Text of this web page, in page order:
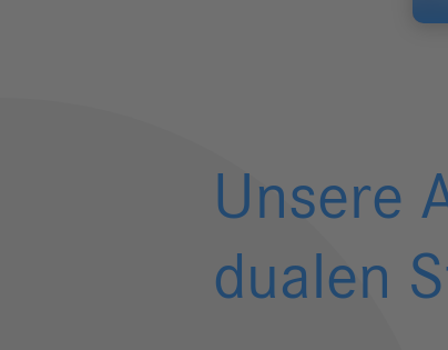
Unsere
dualen